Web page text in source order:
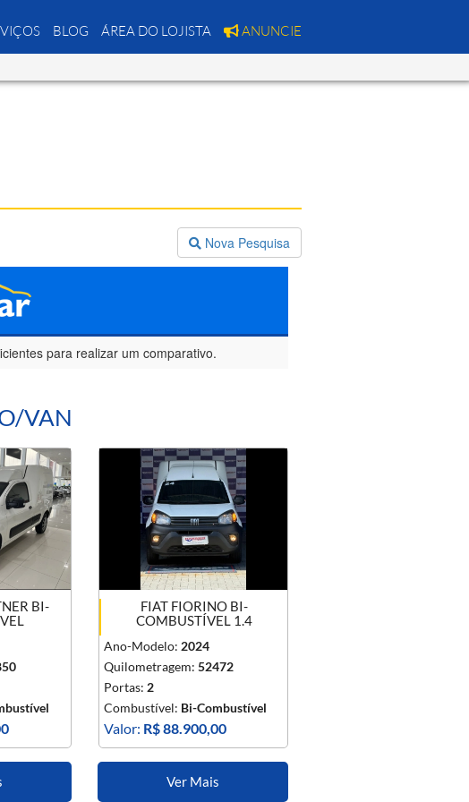
BLOG ÁREA DO LOJISTA ANUNCIE
Nova Pesquisa
para realizar um comparativo.
VAN
BI-
FIAT FIORINO BI-
COMBUSTÍVEL 1.4
Ano-Modelo: 2024
Quilometragem: 52472
Portas: 2
Combustível: Bi-Combustível
Valor: R$ 88.900,00
Ver Mais